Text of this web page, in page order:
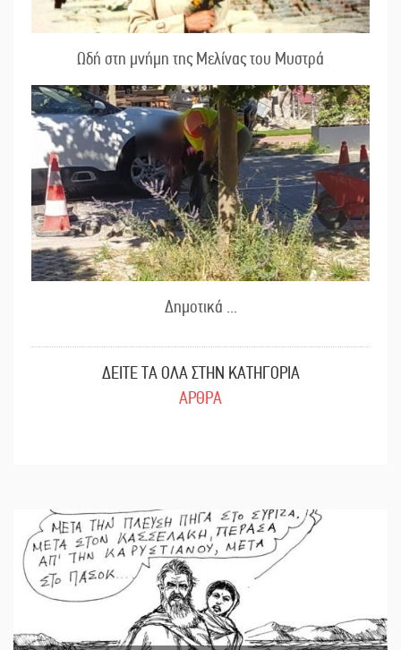
Ωδή στη μνήμη της Μελίνας του Μυστρά
Δημοτικά ...
ΔΕΙΤΕ ΤΑ ΟΛΑ ΣΤΗΝ ΚΑΤΗΓΟΡΙΑ
ΑΡΘΡΑ